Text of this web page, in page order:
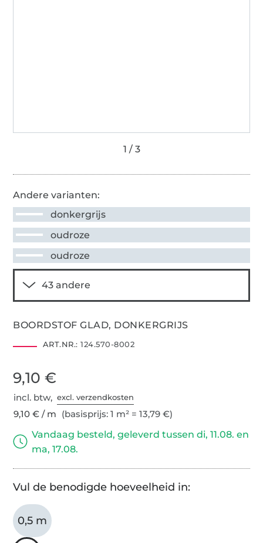
Andere varianten:
donkergrijs
oudroze
oudroze
BOORDSTOF GLAD, DONKERGRIJS
ART.NR.: 124.570-8002
9,10 €
incl. btw,excl. verzendkosten
9,10 € / m (basisprijs: 1 m² = 13,79 €)
Vandaag besteld, geleverd tussen di, 11.08. en
ma, 17.08.
Vul de benodigde hoeveelheid in:
0,5 m